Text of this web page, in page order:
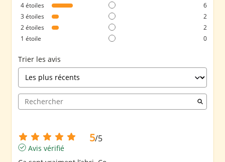
4étoiles
6
3étoiles
2
2étoiles
2
1étoile 0
Trier les avis
5/5
Avis vérifié